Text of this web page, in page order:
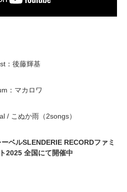
：後藤輝基
：マカロワ
/ こぬか雨（2songs）
ベルSLENDERIE RECORDファミ
2025 全国にて開催中